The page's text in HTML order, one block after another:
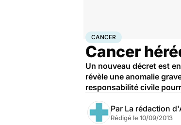
AccueilSanté
CANCER
Cancer
Un nouveau décret est
révèle une anomalie
responsabilité civile
Par La rédaction
Rédigé le 10/09/2013